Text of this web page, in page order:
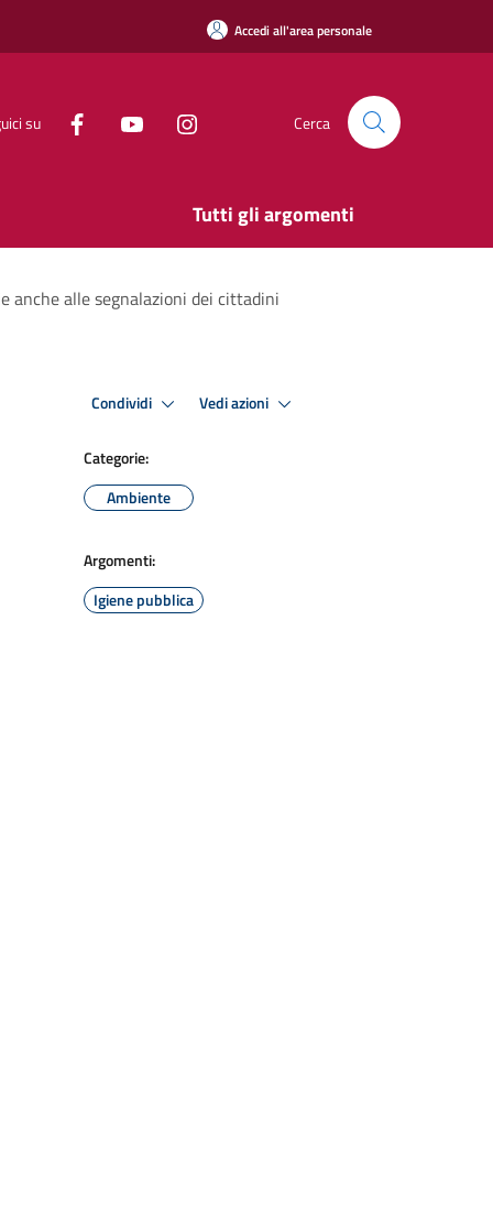
Accedi all'area personale
su Cerca
Tutti gli argomenti
anche alle segnalazioni dei cittadini
Condividi Vedi azioni
Categorie:
Ambiente
Argomenti:
Igiene pubblica